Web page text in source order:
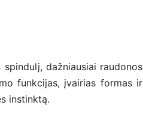
dažniausiai raudonos
funkcijas, įvairias formas ir
instinktą.